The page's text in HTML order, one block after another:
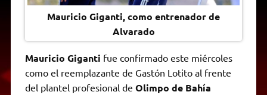
Mauricio Giganti, como entrenador de
Alvarado
Mauricio Giganti fue confirmado este miércoles
como el reemplazante de Gastón Lotito al frente
del plantel profesional de Olimpo de Bahía